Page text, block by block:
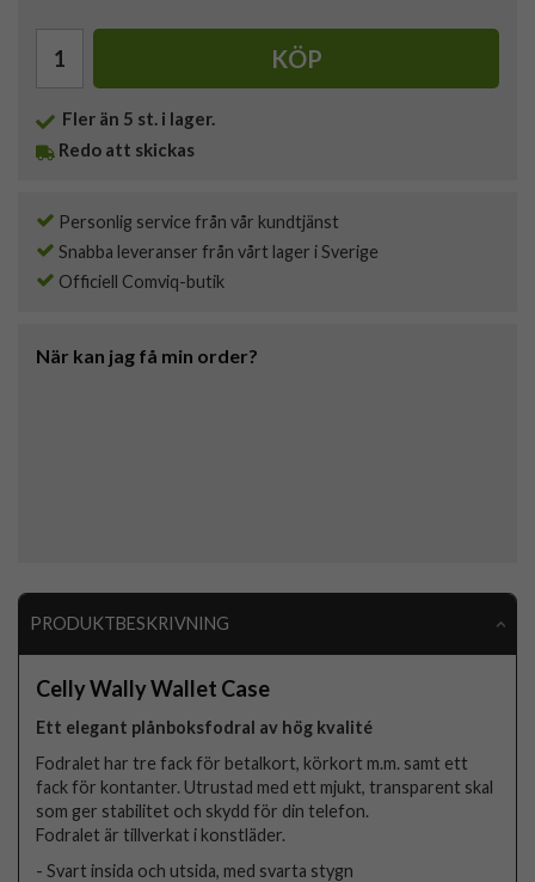
KÖP
Fler än 5 st. i lager.
Redo att skickas
Personlig service från vår kundtjänst
Snabba leveranser från vårt lager i Sverige
Officiell Comviq-butik
När kan jag få min order?
PRODUKTBESKRIVNING
Celly Wally Wallet Case
Ett elegant plånboksfodral av hög kvalité
Fodralet har tre fack för betalkort, körkort m.m. samt ett
fack för kontanter. Utrustad med ett mjukt, transparent skal
som ger stabilitet och skydd för din telefon.
Fodralet är tillverkat i konstläder.
- Svart insida och utsida, med svarta stygn